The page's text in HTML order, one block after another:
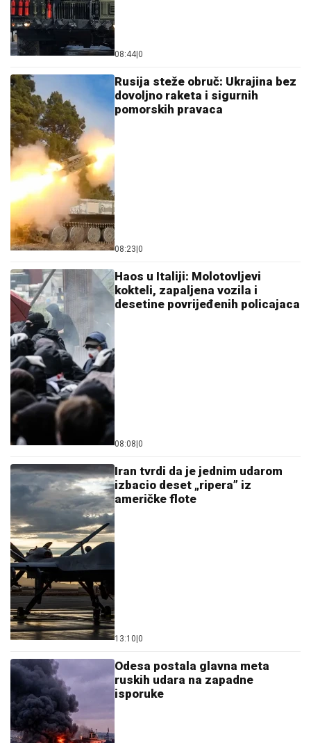
08:44 0
Rusija steže obruč: Ukrajina bez
dovoljno raketa i sigurnih
pomorskih pravaca
08:23 0
Haos u Italiji: Molotovljevi
kokteli, zapaljena vozila i
desetine povrijeđenih policajaca
08:08 0
Iran tvrdi da je jednim udarom
izbacio deset „ripera” iz
američke flote
13:10 0
Odesa postala glavna meta
ruskih udara na zapadne
isporuke